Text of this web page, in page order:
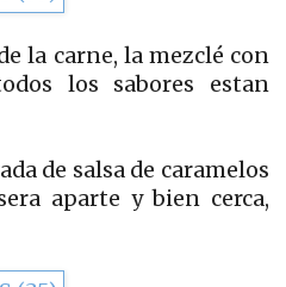
la carne, la mezclé con
los sabores estan
de salsa de caramelos
aparte y bien cerca,